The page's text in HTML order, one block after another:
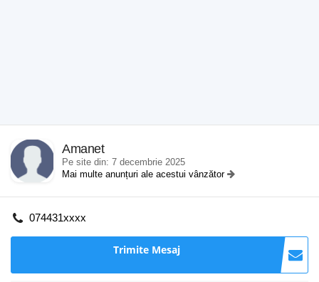
Amanet
Pe site din: 7 decembrie 2025
Mai multe anunțuri ale acestui vânzător
074431xxxx
Trimite Mesaj